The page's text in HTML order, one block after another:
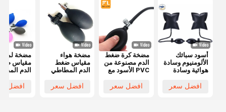
أسود سبائك
الألومنيوم وسادة
هوائية وسادة
فتحت الباب
افضل سعر
مضخة كرة ضغط
الدم مصنوعة من
PVC الأسود مع
افضل سعر
مضخة هواء
مقياس ضغط
الدم المطاطي
صمامات معدنية
وبلاستيكية ضغط
افضل سعر
مضخة لمبة
مقياس
الدم
استبدال
افضل